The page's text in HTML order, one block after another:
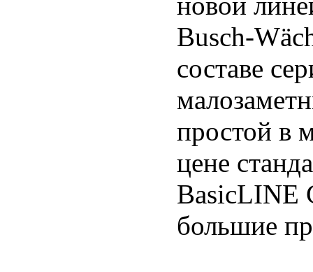
Busch-
составе
простой в
цене
BasicLINE
большие